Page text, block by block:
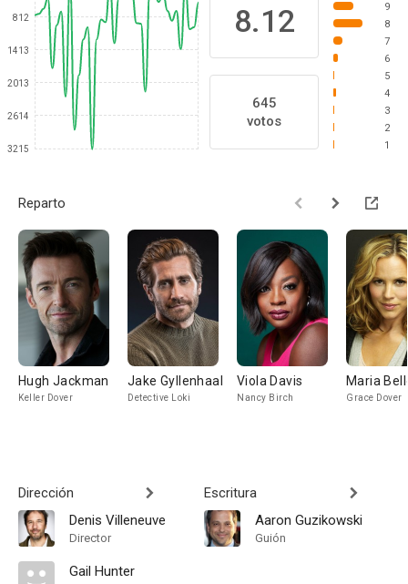
812
1413
2013
2614
3215
8.12
645
votos
9
8
7
6
5
4
3
2
1
Reparto
Hugh Jackman
Keller Dover
Jake Gyllenhaal
Detective Loki
Viola Davis
Nancy Birch
Maria
Grace Dover
Dirección
Denis Villeneuve
Director
Gail Hunter
Escritura
Aaron Guzikowski
Guión